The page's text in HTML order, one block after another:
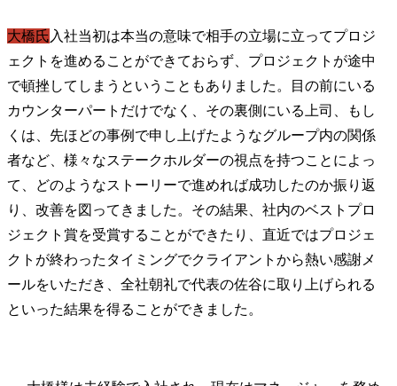
大橋氏 入社当初は本当の意味で相手の立場に立ってプロジ
ェクトを進めることができておらず、プロジェクトが途中
で頓挫してしまうということもありました。目の前にいる
カウンターパートだけでなく、その裏側にいる上司、もし
くは、先ほどの事例で申し上げたようなグループ内の関係
者など、様々なステークホルダーの視点を持つことによっ
て、どのようなストーリーで進めれば成功したのか振り返
り、改善を図ってきました。その結果、社内のベストプロ
ジェクト賞を受賞することができたり、直近ではプロジェ
クトが終わったタイミングでクライアントから熱い感謝メ
ールをいただき、全社朝礼で代表の佐谷に取り上げられる
といった結果を得ることができました。